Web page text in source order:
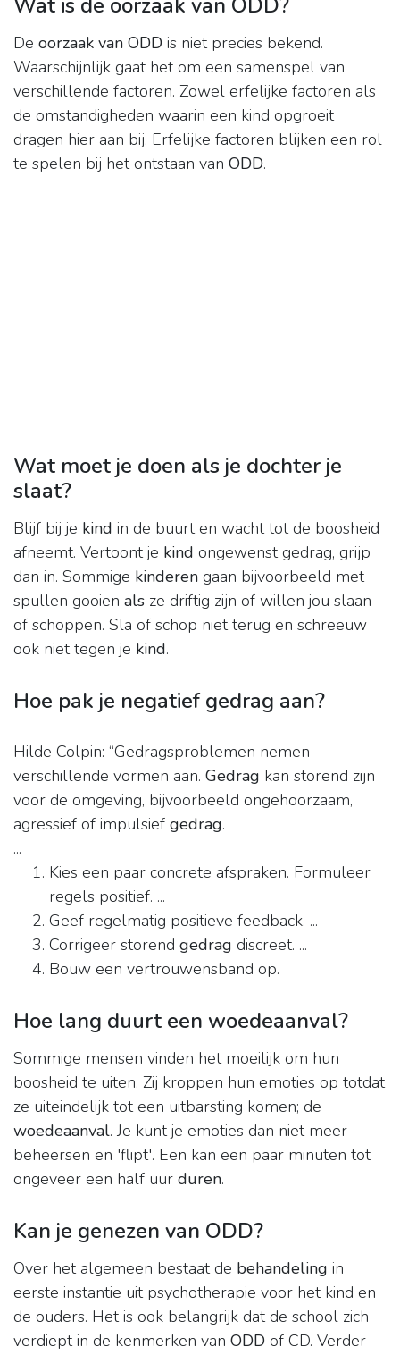
De oorzaak van ODD is niet precies bekend.
Waarschijnlijk gaat het om een samenspel van
verschillende factoren. Zowel erfelijke factoren als
de omstandigheden waarin een kind opgroeit
dragen hier aan bij. Erfelijke factoren blijken een rol
te spelen bij het ontstaan van ODD.
Wat moet je doen als je dochter je
slaat?
Blijf bij je kind in de buurt en wacht tot de boosheid
afneemt. Vertoont je kind ongewenst gedrag, grijp
dan in. Sommige kinderen gaan bijvoorbeeld met
spullen gooien als ze driftig zijn of willen jou slaan
of schoppen. Sla of schop niet terug en schreeuw
ook niet tegen je kind.
Hoe pak je negatief gedrag aan?
Hilde Colpin: “Gedragsproblemen nemen
verschillende vormen aan. Gedrag kan storend zijn
voor de omgeving, bijvoorbeeld ongehoorzaam,
agressief of impulsief gedrag.
...
Kies een paar concrete afspraken. Formuleer
regels positief. ...
Geef regelmatig positieve feedback. ...
Corrigeer storend gedrag discreet. ...
Bouw een vertrouwensband op.
Hoe lang duurt een woedeaanval?
Sommige mensen vinden het moeilijk om hun
boosheid te uiten. Zij kroppen hun emoties op totdat
ze uiteindelijk tot een uitbarsting komen; de
woedeaanval. Je kunt je emoties dan niet meer
beheersen en 'flipt'. Een kan een paar minuten tot
ongeveer een half uur duren.
Kan je genezen van ODD?
Over het algemeen bestaat de behandeling in
eerste instantie uit psychotherapie voor het kind en
de ouders. Het is ook belangrijk dat de school zich
verdiept in de kenmerken van ODD of CD. Verder